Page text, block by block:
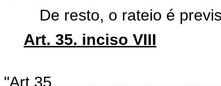
De resto, o rateio é
Art. 35. inciso VIII